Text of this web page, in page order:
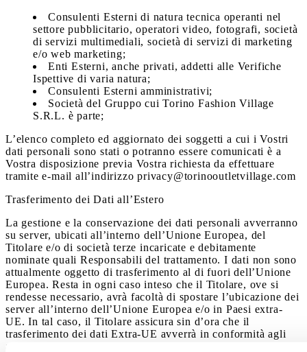
Consulenti Esterni di natura tecnica operanti nel
settore pubblicitario, operatori video, fotografi, società
di servizi multimediali, società di servizi di marketing
e/o web marketing;
Enti Esterni, anche privati, addetti alle Verifiche
Ispettive di varia natura;
Consulenti Esterni amministrativi;
Società del Gruppo cui Torino Fashion Village
S.R.L. è parte;
L’elenco completo ed aggiornato dei soggetti a cui i Vostri
dati personali sono stati o potranno essere comunicati è a
Vostra disposizione previa Vostra richiesta da effettuare
tramite e-mail all’indirizzo privacy@torinooutletvillage.com
Trasferimento dei Dati all’Estero
La gestione e la conservazione dei dati personali avverranno
su server, ubicati all’interno dell’Unione Europea, del
Titolare e/o di società terze incaricate e debitamente
nominate quali Responsabili del trattamento. I dati non sono
attualmente oggetto di trasferimento al di fuori dell’Unione
Europea. Resta in ogni caso inteso che il Titolare, ove si
rendesse necessario, avrà facoltà di spostare l’ubicazione dei
server all’interno dell’Unione Europea e/o in Paesi extra-
UE. In tal caso, il Titolare assicura sin d’ora che il
trasferimento dei dati Extra-UE avverrà in conformità agli
artt. 44 ss. del Regolamento ed alle disposizioni di legge